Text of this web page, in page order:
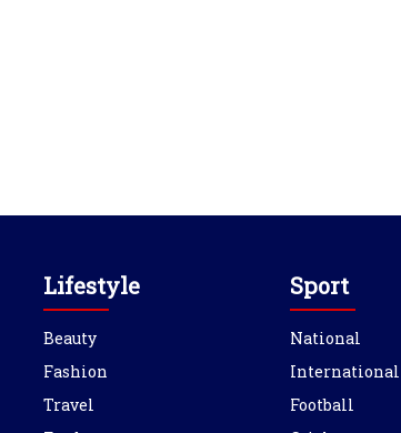
Lifestyle
Beauty
Fashion
Travel
Sport
National
International
Football